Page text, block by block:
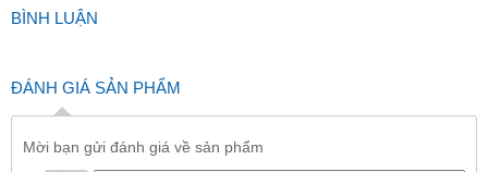
BÌNH LUẬN
ĐÁNH GIÁ SẢN PHẨM
Mời bạn gửi đánh giá về sản phẩm